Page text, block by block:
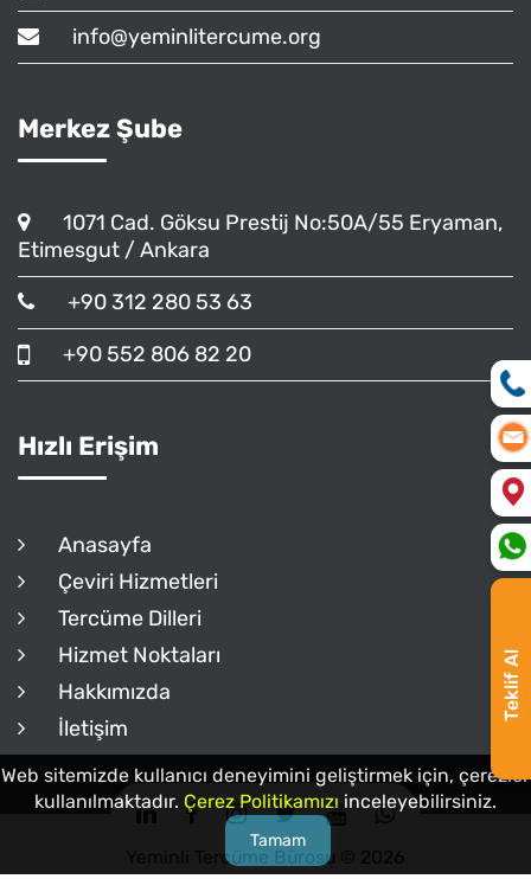
info@yeminlitercume.org
Merkez Şube
1071 Cad. Göksu Prestij No:50A/55 Eryaman,
Etimesgut / Ankara
+90 312 280 53 63
+90 552 806 82 20
Hızlı Erişim
Anasayfa
Çeviri Hizmetleri
Tercüme Dilleri
Hizmet Noktaları
Hakkımızda
İletişim
Yeminli Tercüme Bürosu © 2026
Teklif Al
Web sitemizde kullanıcı deneyimini geliştirmek için, çerezler
kullanılmaktadır. Çerez Politikamızı inceleyebilirsiniz.
Tamam